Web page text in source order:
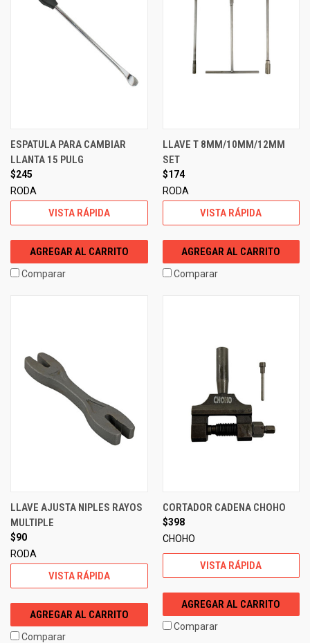
ESPATULA PARA CAMBIAR
LLANTA 15 PULG
$245
RODA
VISTA RÁPIDA
AGREGAR AL CARRITO
Comparar
LLAVE T 8MM/10MM/12MM
SET
$174
RODA
VISTA RÁPIDA
AGREGAR AL CARRITO
Comparar
LLAVE AJUSTA NIPLES RAYOS
MULTIPLE
$90
RODA
VISTA RÁPIDA
AGREGAR AL CARRITO
Comparar
CORTADOR CADENA CHOHO
$398
CHOHO
VISTA RÁPIDA
AGREGAR AL CARRITO
Comparar